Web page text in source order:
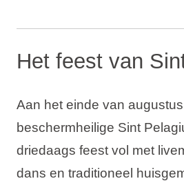
Het feest van
Aan het einde van
beschermheilige Sint
driedaags feest vol met
dans en traditioneel